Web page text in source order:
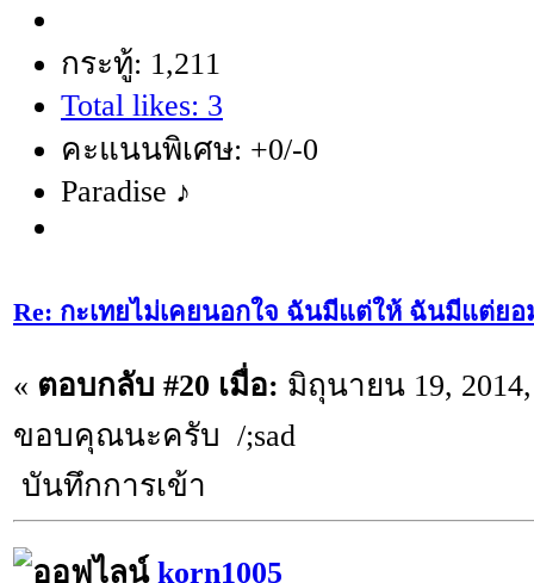
กระทู้: 1,211
Total likes: 3
คะแนนพิเศษ: +0/-0
Paradise ♪
Re: กะเทยไม่เคยนอกใจ ฉันมีแต่ให้ ฉันมีแต่ยอ
« ตอบกลับ #20 เมื่อ: มิถุนายน 19, 2014,
ขอบคุณนะครับ /;sad
บันทึกการเข้า
korn1005